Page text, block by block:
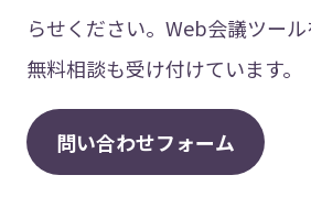
らせください。Web会議ツー
無料相談も受け付けています。
問い合わせフォーム